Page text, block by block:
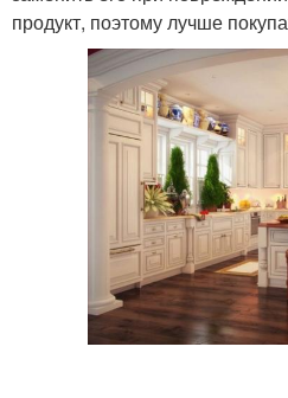
продукт, поэтому лучше